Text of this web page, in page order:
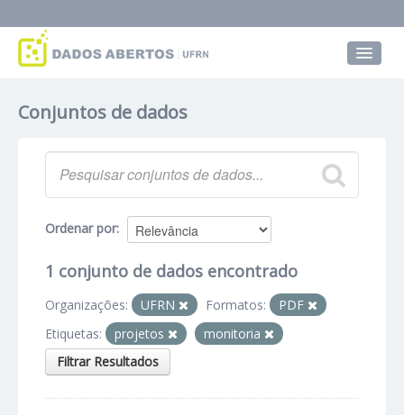
Grupos
Sobre
Conjuntos de dados
Ordenar por
1 conjunto de dados encontrado
Organizações: UFRN Formatos:
PDF
Etiquetas:
projetos
monitoria
Filtrar Resultados